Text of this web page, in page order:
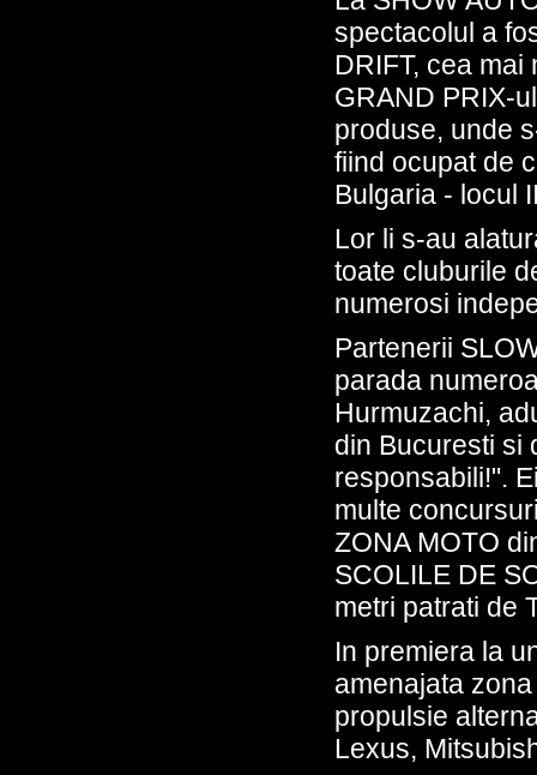
spectacolul a
DRIFT, cea
GRAND PRIX-
produse, unde
fiind ocupat de
Bulgaria - locul
Lor li s-au
toate cluburile
numerosi
Partenerii
parada
Hurmuzachi,
din Bucuresti si
responsabili!".
multe
ZONA MOTO
SCOLILE DE
metri patrati de
In premiera la
amenajata
propulsie
Lexus,